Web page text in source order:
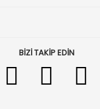
BİZİ TAKİP EDİN